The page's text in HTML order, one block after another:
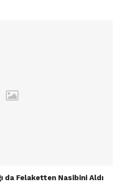
da Felaketten Nasibini Aldı